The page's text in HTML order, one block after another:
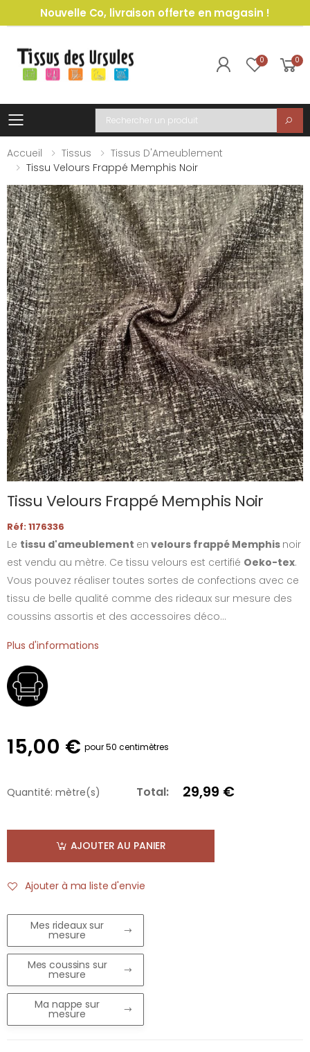
Nouvelle Co, livraison offerte en magasin !
0 0
Toggle mobile menu
Recherche
Accueil
Tissus
Tissus D'Ameublement
Tissu Velours Frappé Memphis Noir
Tissu Velours Frappé Memphis Noir
Réf: 1176336
Le tissu d'ameublement en velours frappé Memphis noir
est vendu au mètre. Ce tissu velours est certifié Oeko-tex.
Vous pouvez réaliser toutes sortes de confections avec ce
tissu de belle qualité comme des rideaux sur mesure des
coussins assortis et des accessoires déco...
Plus d'informations
15,00 € pour 50 centimètres
Quantité: mètre(s) Total: 29,99 €
AJOUTER AU PANIER
Ajouter à ma liste d'envie
Mes rideaux sur
mesure
Mes coussins sur
mesure
Ma nappe sur
mesure